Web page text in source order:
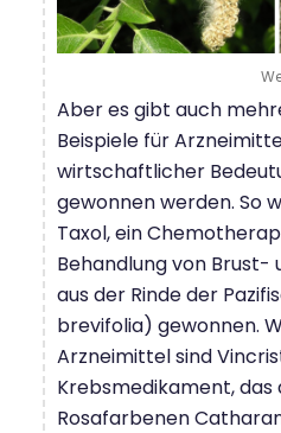
Aber es gibt auch
Beispiele für
wirtschaftlicher
gewonnen werden. So
Taxol, ein
Behandlung von Brust-
aus der Rinde der
brevifolia) gewonnen.
Arzneimittel sind
Krebsmedikament, das
Rosafarbenen